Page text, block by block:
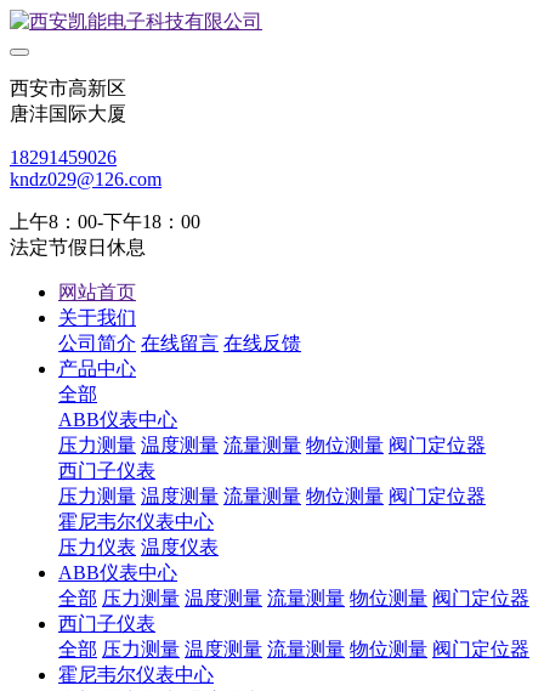
西安市高新区
唐沣国际大厦
18291459026
kndz029@126.com
上午8：00-下午18：00
法定节假日休息
网站首页
关于我们
公司简介 在线留言 在线反馈
产品中心
全部
ABB仪表中心
压力测量 温度测量 流量测量 物位测量 阀门定位器
西门子仪表
压力测量 温度测量 流量测量 物位测量 阀门定位器
霍尼韦尔仪表中心
压力仪表 温度仪表
ABB仪表中心
全部 压力测量 温度测量 流量测量 物位测量 阀门定位器
西门子仪表
全部 压力测量 温度测量 流量测量 物位测量 阀门定位器
霍尼韦尔仪表中心